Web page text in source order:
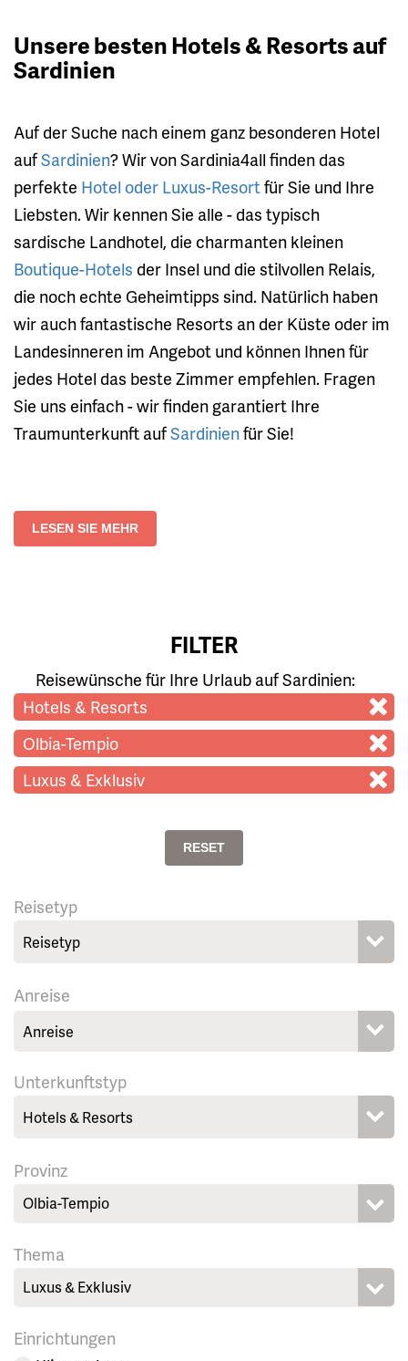
Unsere besten Hotels & Resorts auf
Sardinien
Auf der Suche nach einem ganz besonderen Hotel
aufSardinien? Wir von Sardinia4all finden das
perfekte Hotel oder Luxus-Resortfür Sie und Ihre
Liebsten. Wir kennen Sie alle - das typisch
sardische Landhotel, die charmanten kleinen
Boutique-Hotels der Insel und die stilvollen Relais,
die noch echte Geheimtipps sind. Natürlich haben
wir auch fantastische Resorts an der Küste oder im
Landesinneren im Angebot und können Ihnen für
jedes Hotel das beste Zimmer empfehlen. Fragen
Sie uns einfach - wir finden garantiert Ihre
Traumunterkunft aufSardinienfür Sie!
LESEN SIE MEHR
FILTER
Reisewünsche für Ihre Urlaub auf Sardinien:
Hotels & Resorts
Olbia-Tempio
Luxus & Exklusiv
RESET
Reisetyp
Anreise
Unterkunftstyp
Provinz
Olbia-Tempio
Thema
Luxus & Exklusiv
Einrichtungen